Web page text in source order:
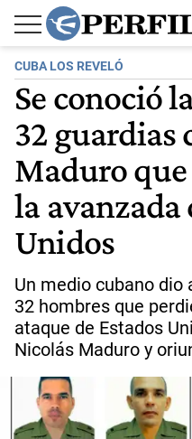
CUBA LOS REVELÓ
Se conoció
32 guardias
Maduro
la avanzada
Unidos
Un medio cubano dio
32 hombres que
ataque de Estados
Nicolás Maduro y